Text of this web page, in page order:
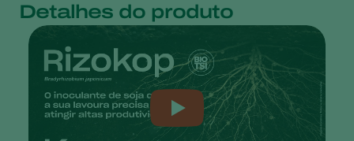
Detalhes do produto